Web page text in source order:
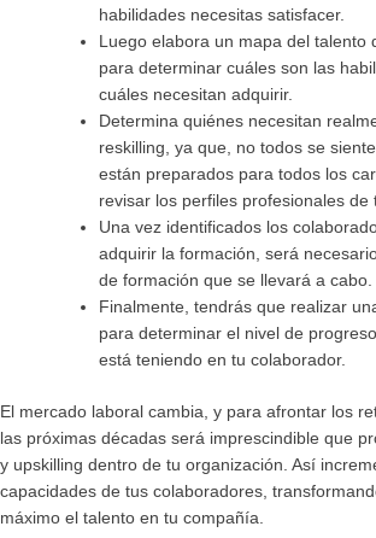
habilidades necesitas satisfacer.
Luego elabora un mapa del talento
para determinar cuáles son las
cuáles necesitan adquirir.
Determina quiénes necesitan
reskilling, ya que, no todos se
están preparados para todos los
revisar los perfiles profesionales de
Una vez identificados los
adquirir la formación, será
de formación que se llevará a cabo.
Finalmente, tendrás que realizar
para determinar el nivel de
está teniendo en tu colaborador.
El mercado laboral cambia, y para afrontar los
las próximas décadas será imprescindible que
y upskilling dentro de tu organización. Así
capacidades de tus colaboradores,
máximo el talento en tu compañía.